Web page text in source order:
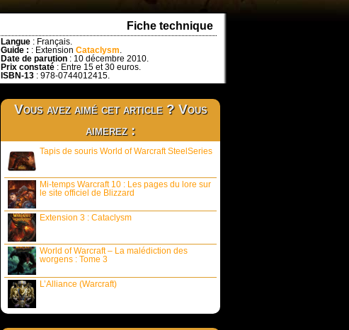
Fiche technique
Langue : Français.
Guide : : Extension Cataclysm.
Date de parution : 10 décembre 2010.
Prix constaté : Entre 15 et 30 euros.
ISBN-13 : 978-0744012415.
Vous avez aimé cet article ? Vous
aimerez :
Tapis de souris World of Warcraft SteelSeries
Mi-temps Warcraft 10 : Les pages du lore sur
le site officiel de Blizzard
Extension 3 : Cataclysm
World of Warcraft – La malédiction des
worgens : Tome 3
L’Alliance (Warcraft)